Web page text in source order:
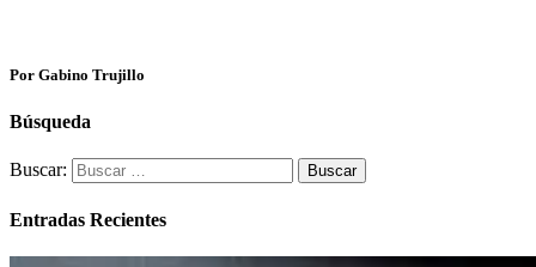
Por Gabino Trujillo
Búsqueda
Buscar:
Entradas Recientes